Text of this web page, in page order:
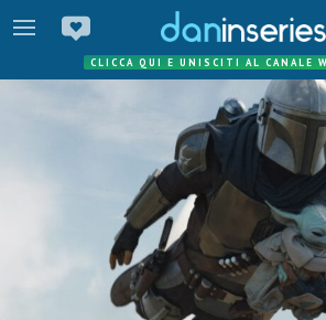
CLICCA QUI E UNISCITI AL CANALE